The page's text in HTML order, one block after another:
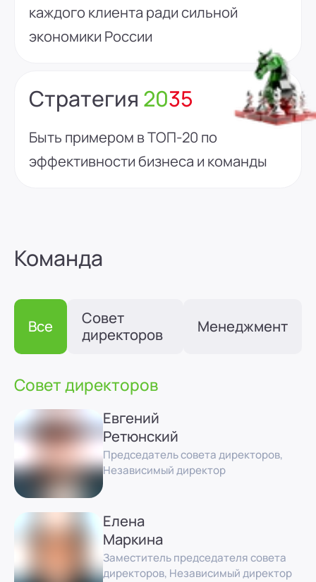
каждого клиента ради сильной
экономики России
Стратегия 2035
Быть примером в ТОП-20 по
эффективности бизнеса и команды
Команда
Все
Совет
директоров
Менеджмент
Совет директоров
Евгений
Ретюнский
Председатель совета директоров,
Независимый директор
Елена
Маркина
Заместитель председателя совета
директоров, Независимый директор